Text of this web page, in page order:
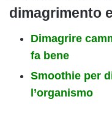
dimagrimento
Dimagrire
fa bene
Smoothie per
l’organismo